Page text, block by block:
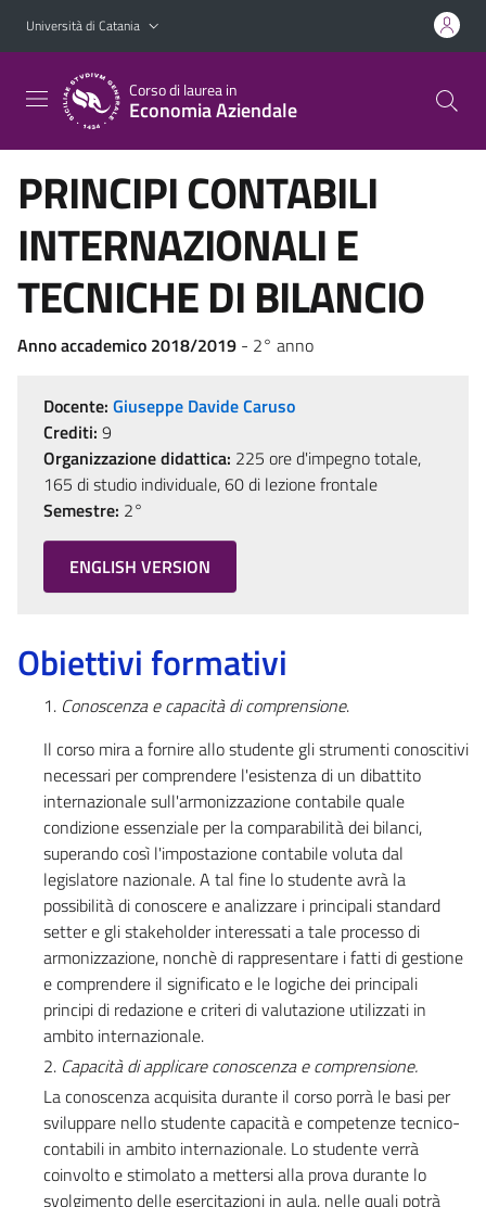
Vai al contenuto principale
Vai al menu di navigazione
Università di Catania
Corso di laurea in
Economia Aziendale
PRINCIPI CONTABILI
INTERNAZIONALI E
TECNICHE DI BILANCIO
Anno accademico 2018/2019 - 2° anno
Docente: Giuseppe Davide Caruso
Crediti: 9
Organizzazione didattica: 225 ore d'impegno totale,
165 di studio individuale, 60 di lezione frontale
Semestre: 2°
ENGLISH VERSION
Obiettivi formativi
Conoscenza e capacità di comprensione.
Il corso mira a fornire allo studente gli strumenti conoscitivi
necessari per comprendere l'esistenza di un dibattito
internazionale sull'armonizzazione contabile quale
condizione essenziale per la comparabilità dei bilanci,
superando così l'impostazione contabile voluta dal
legislatore nazionale. A tal fine lo studente avrà la
possibilità di conoscere e analizzare i principali standard
setter e gli stakeholder interessati a tale processo di
armonizzazione, nonchè di rappresentare i fatti di gestione
e comprendere il significato e le logiche dei principali
principi di redazione e criteri di valutazione utilizzati in
ambito internazionale.
2. Capacità di applicare conoscenza e comprensione.
La conoscenza acquisita durante il corso porrà le basi per
sviluppare nello studente capacità e competenze tecnico-
contabili in ambito internazionale. Lo studente verrà
coinvolto e stimolato a mettersi alla prova durante lo
svolgimento delle esercitazioni in aula, nelle quali potrà